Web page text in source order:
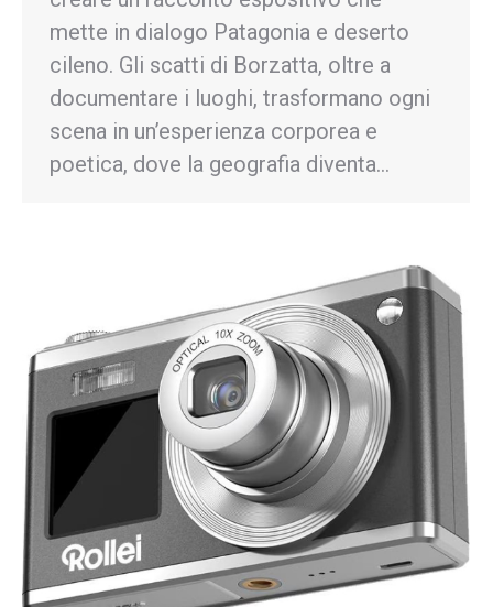
mette in dialogo Patagonia e deserto
cileno. Gli scatti di Borzatta, oltre a
documentare i luoghi, trasformano ogni
scena in un’esperienza corporea e
poetica, dove la geografia diventa…